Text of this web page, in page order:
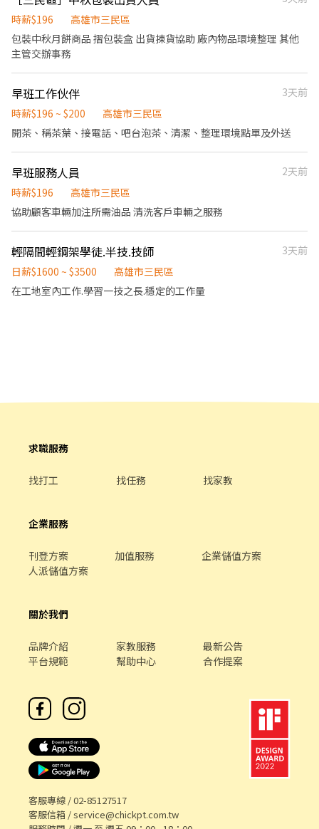
「職業閒人」兼職夥伴： 工作內容（有案才出動，接不接你決
定）： 🧍 幫客戶排隊、代辦 🛒 幫買帶回、跑腿送件 💪 活動或店家
的臨時人手支援 ✨ 制度特色： ・沒有排班、不用穿制服、沒有主管
盯——有空才接，打卡上班、時間到走人 ・錄取＝簽正式契約的兼
薪 196～250 📌 條件：有智慧型手機、守時負責、能配合案件指示
回報；高雄各區皆可接案 📍 本地址為集合／面談代表點，實際工作
尋：@252tbnde，最前面有小老鼠符號），加入後回覆「閒人」，
系統會自動帶你完成登記。
時薪$196
高雄市三民區
包裝中秋月餅商品 摺包裝盒 出貨揀貨協助 廠內物品環境整理 其他
主管交辦事務
早班工作伙伴
3天前
時薪$196 ~ $200
高雄市三民區
開茶、稱茶葉、接電話、吧台泡茶、清潔、整理環境點單及外送
早班服務人員
2天前
時薪$196
高雄市三民區
協助顧客車輛加注所需油品 清洗客戶車輛之服務
輕隔間輕鋼架學徒.半技.技師
3天前
日薪$1600 ~ $3500
高雄市三民區
在工地室內工作.學習一技之長.穩定的工作量
求職服務
找打工 找任務 找家教
企業服務
刊登方案 加值服務
企業儲值方案
人派儲值方案
關於我們
品牌介紹 家教服務
最新公告
平台規範
幫助中心 合作提案
客服專線 /02-85127517
客服信箱 /service@chickpt.com.tw